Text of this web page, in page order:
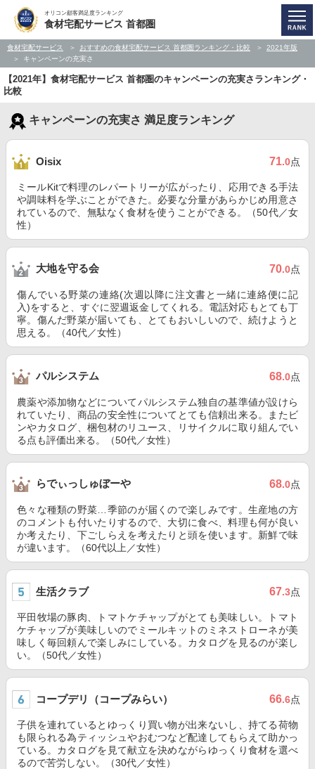
オリコン顧客満足度ランキング
食材宅配サービス 首都圏
食材宅配サービス おすすめの食材宅配サービス 首都圏ランキング・比較
2021年版
キャンペーンの充実さ
【2021年】食材宅配サービス 首都圏のキャンペーンの充実さランキング・
比較
キャンペーンの充実さ 満足度ランキング
Oisix 71.0点
ミールKitで料理のレパートリーが広がったり、応用できる手法
や調味料を学ぶことができた。必要な分量があらかじめ用意さ
れているので、無駄なく食材を使うことができる。（50代／女
性）
大地を守る会 70.0点
傷んでいる野菜の連絡(次週以降に注文書と一緒に連絡便に記
入)をすると、すぐに翌週返金してくれる。電話対応もとても丁
寧。傷んだ野菜が届いても、とてもおいしいので、続けようと
思える。（40代／女性）
パルシステム 68.0点
農薬や添加物などについてパルシステム独自の基準値が設けら
れていたり、商品の安全性についてとても信頼出来る。またビ
ンやカタログ、梱包材のリユース、リサイクルに取り組んでい
る点も評価出来る。（50代／女性）
らでぃっしゅぼーや 68.0点
色々な種類の野菜…季節のが届くので楽しみです。生産地の方
のコメントも付いたりするので、大切に食べ、料理も何が良い
か考えたり、下ごしらえを考えたりと頭を使います。新鮮で味
が違います。（60代以上／女性）
生活クラブ 67.3点
平田牧場の豚肉、トマトケチャップがとても美味しい。トマト
ケチャップが美味しいのでミールキットのミネストローネが美
味しく毎回頼んで楽しみにしている。カタログを見るのが楽し
い。（50代／女性）
コープデリ（コープみらい） 66.6点
子供を連れているとゆっくり買い物が出来ないし、持てる荷物
も限られる為ティッシュやおむつなど配達してもらえて助かっ
ている。カタログを見て献立を決めながらゆっくり食材を選べ
るので苦労しない。（30代／女性）